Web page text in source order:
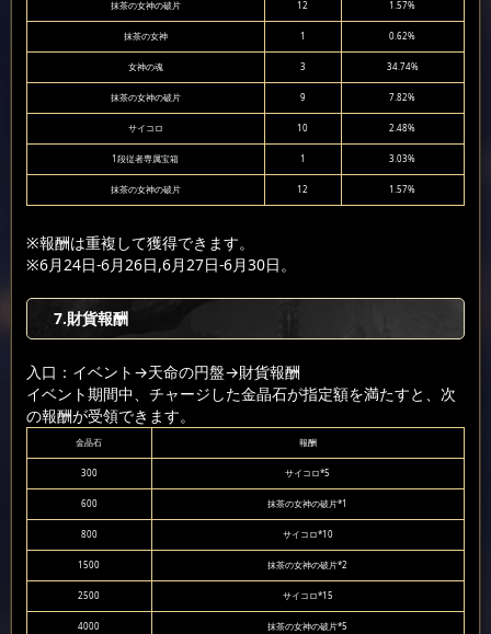
抹茶の女神の破片 12 1.57%
抹茶の女神 1 0.62%
女神の魂 3 34.74%
抹茶の女神の破片 9 7.82%
サイコロ 10 2.48%
1段従者専属宝箱 1 3.03%
抹茶の女神の破片 12 1.57%
※報酬は重複して獲得できます。
※6月24日-6月26日,6月27日-6月30日。
7.財貨報酬
入口：イベント →天命の円盤→財貨報酬
イベント期間中、チャージした金晶石が指定額を満たすと、次
の報酬が受領できます。
金晶石 報酬
300 サイコロ*5
600 抹茶の女神の破片*1
800 サイコロ*10
1500 抹茶の女神の破片*2
2500 サイコロ*15
4000 抹茶の女神の破片*5